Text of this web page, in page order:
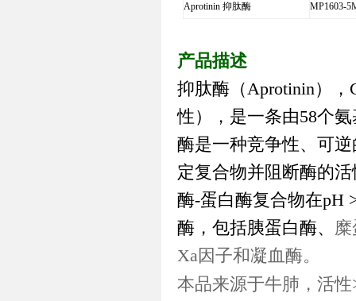
Aprotinin抑肽酶 MP1603-
产品描述
抑肽酶（Aprotinin），
性），是一条由58个
酶是一种竞争性、可
定复合物并阻断酶的
酶-蛋白酶复合物在pH
酶，包括胰蛋白酶、
Xa因子和凝血酶。
本品来源于牛肺，活性